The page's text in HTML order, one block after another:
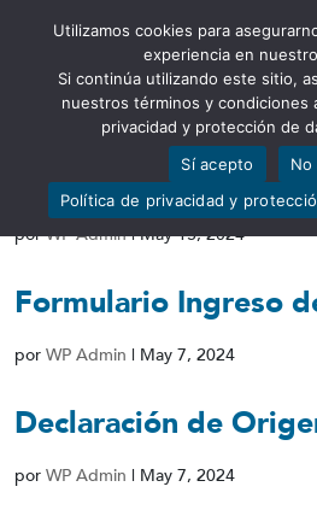
Abrir barra de
SUBASTA DE
porWP Admin|May 13, 2024
Formulario Ingreso
por WP Admin | May 7, 2024
Declaración de
por WP Admin | May 7, 2024
Utilizamos cookies para
experiencia en
Si continúa utilizando este sitio,
nuestros términos y condiciones
privacidad y protección de
Sí acepto
No
Política de privacidad y